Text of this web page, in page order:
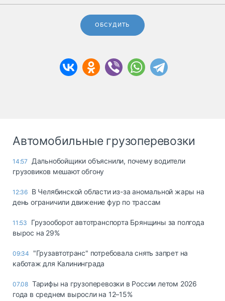
ОБСУДИТЬ
Автомобильные грузоперевозки
14:57
Дальнобойщики объяснили, почему водители
грузовиков мешают обгону
12:36 В Челябинской области из-за аномальной жары на
день ограничили движение фур по трассам
11:53
Грузооборот автотранспорта Брянщины за полгода
вырос на 29%
09:34
"Грузавтотранс" потребовала снять запрет на
каботаж для Калининграда
07.08 Тарифы на грузоперевозки в России летом 2026
года в среднем выросли на 12–15%